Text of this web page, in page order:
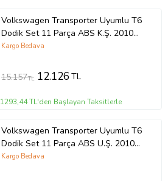
Volkswagen Transporter Uyumlu T6
Dodik Set 11 Parça ABS K.Ş. 2010
2014 Model Aras
Kargo Bedava
15.157TL 12.126TL
1293,44 TL'den Başlayan Taksitlerle
Volkswagen Transporter Uyumlu T6
Dodik Set 11 Parça ABS U.Ş. 2010
2014 Model Arası
Kargo Bedava